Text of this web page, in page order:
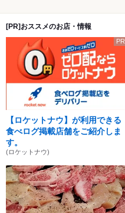
[PR]おススメのお店・情報
PR
【ロケットナウ】が利用できる
食べログ掲載店舗をご紹介しま
す。
(ロケットナウ)